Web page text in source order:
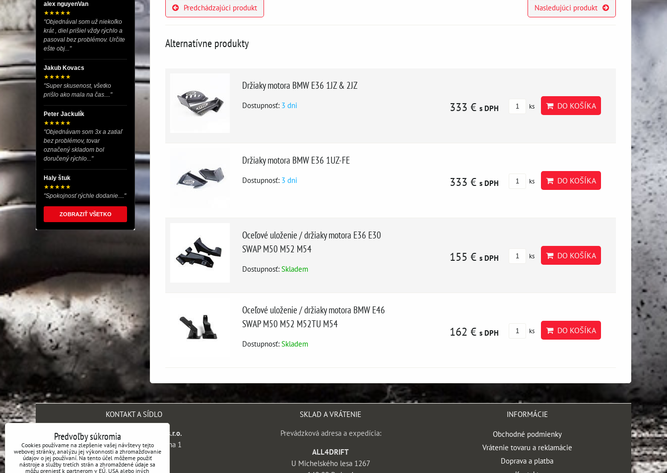
Predchádzajúci produkt Nasledujúci produkt
Alternatívne produkty
Držiaky motora BMW E36 1JZ & 2JZ
Dostupnosť: 3 dni 333 € s DPH ks DO KOŠÍKA
Držiaky motora BMW E36 1UZ-FE
Dostupnosť: 3 dni 333 € s DPH ks DO KOŠÍKA
Oceľové uloženie / držiaky motora E36 E30
SWAP M50 M52 M54
Dostupnosť: Skladem
155 € s DPH ks DO KOŠÍKA
Oceľové uloženie / držiaky motora BMW E46
SWAP M50 M52 M52TU M54
Dostupnosť: Skladem
162 € s DPH ks DO KOŠÍKA
alex nguyenVan
★★★★★
"Objednával som už niekoľko
krát , diel prišiel vždy rýchlo a
pasoval bez problémov. Určite
ešte obj..."
Jakub Kovacs
★★★★★
"Super skusenost, všetko
prišlo ako mala na čas...."
Peter Jackulík
★★★★★
"Objednávam som 3x a zatiaľ
bez problémov, tovar
označený skladom bol
doručený rýchlo..."
Haly štuk
★★★★★
"Spokojnosť rýchle dodanie...."
ZOBRAZIŤ VŠETKO
KONTAKT A SÍDLO
SH engineering company s.r.o.
Kaprova 42/14, 110 00 Praha 1
Česká republika
SKLAD A VRÁTENIE
Prevádzková adresa a expedícia:
ALL4DRIFT
U Michelského lesa 1267
INFORMÁCIE
Obchodné podmienky
Vrátenie tovaru a reklamácie
Doprava a platba
Predvoľby súkromia
Cookies používame na zlepšenie vašej návštevy tejto
webovej stránky, analýzu jej výkonnosti a zhromažďovanie
údajov o jej používaní. Na tento účel môžeme použiť
nástroje a služby tretích strán a zhromaždené údaje sa
môžu preniesť k partnerom v EÚ, USA alebo iných